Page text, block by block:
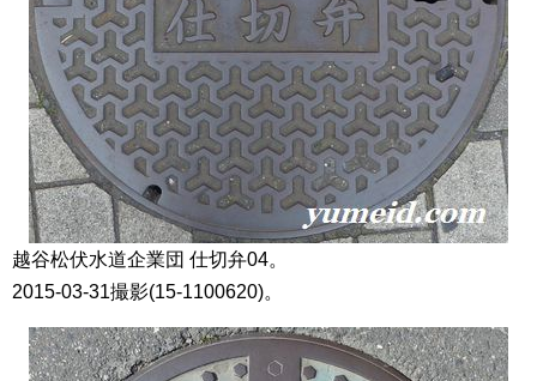
越谷松伏水道企業団 仕切弁04。
2015-03-31撮影(15-1100620)。